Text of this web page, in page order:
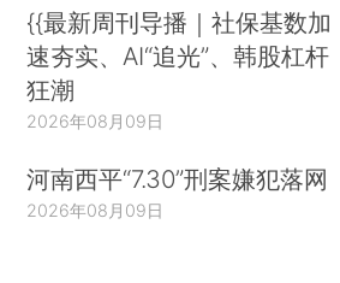
{{最新周刊导播｜社保基数加
速夯实、AI“追光”、韩股杠杆
狂潮
2026年08月09日
河南西平“7.30”刑案嫌犯落网
2026年08月09日